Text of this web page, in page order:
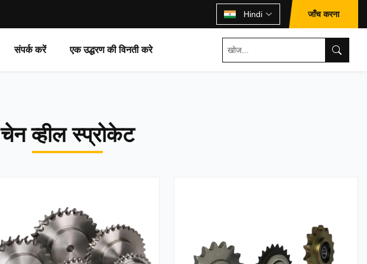
Hindi जाँच करना
संपर्क करें एक उद्धरण की विनती करे
चेन व्हील स्प्रोकेट